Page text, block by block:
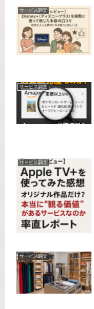
サービス調査
サービス調査
サービス調査
サービス調査